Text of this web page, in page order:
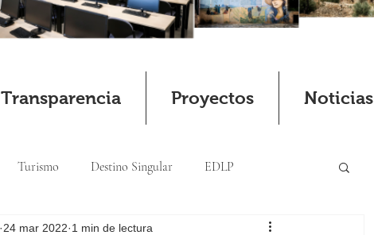
Transparencia Proyectos Noticias
Turismo Destino Singular EDLP
24 mar 2022 1 min de lectura